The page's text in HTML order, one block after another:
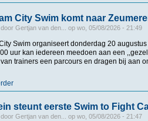
City Swim komt naar
Gertjan van den... op wo, 05/08/2026 - 21:49
Swim organiseert donderdag 20
uur kan iedereen meedoen aan een
trainers een parcours en dragen bij aan
over Amsterdam City Swim komt naar
steunt eerste Swim to Fight
Gertjan van den... op wo, 05/08/2026 - 21:47